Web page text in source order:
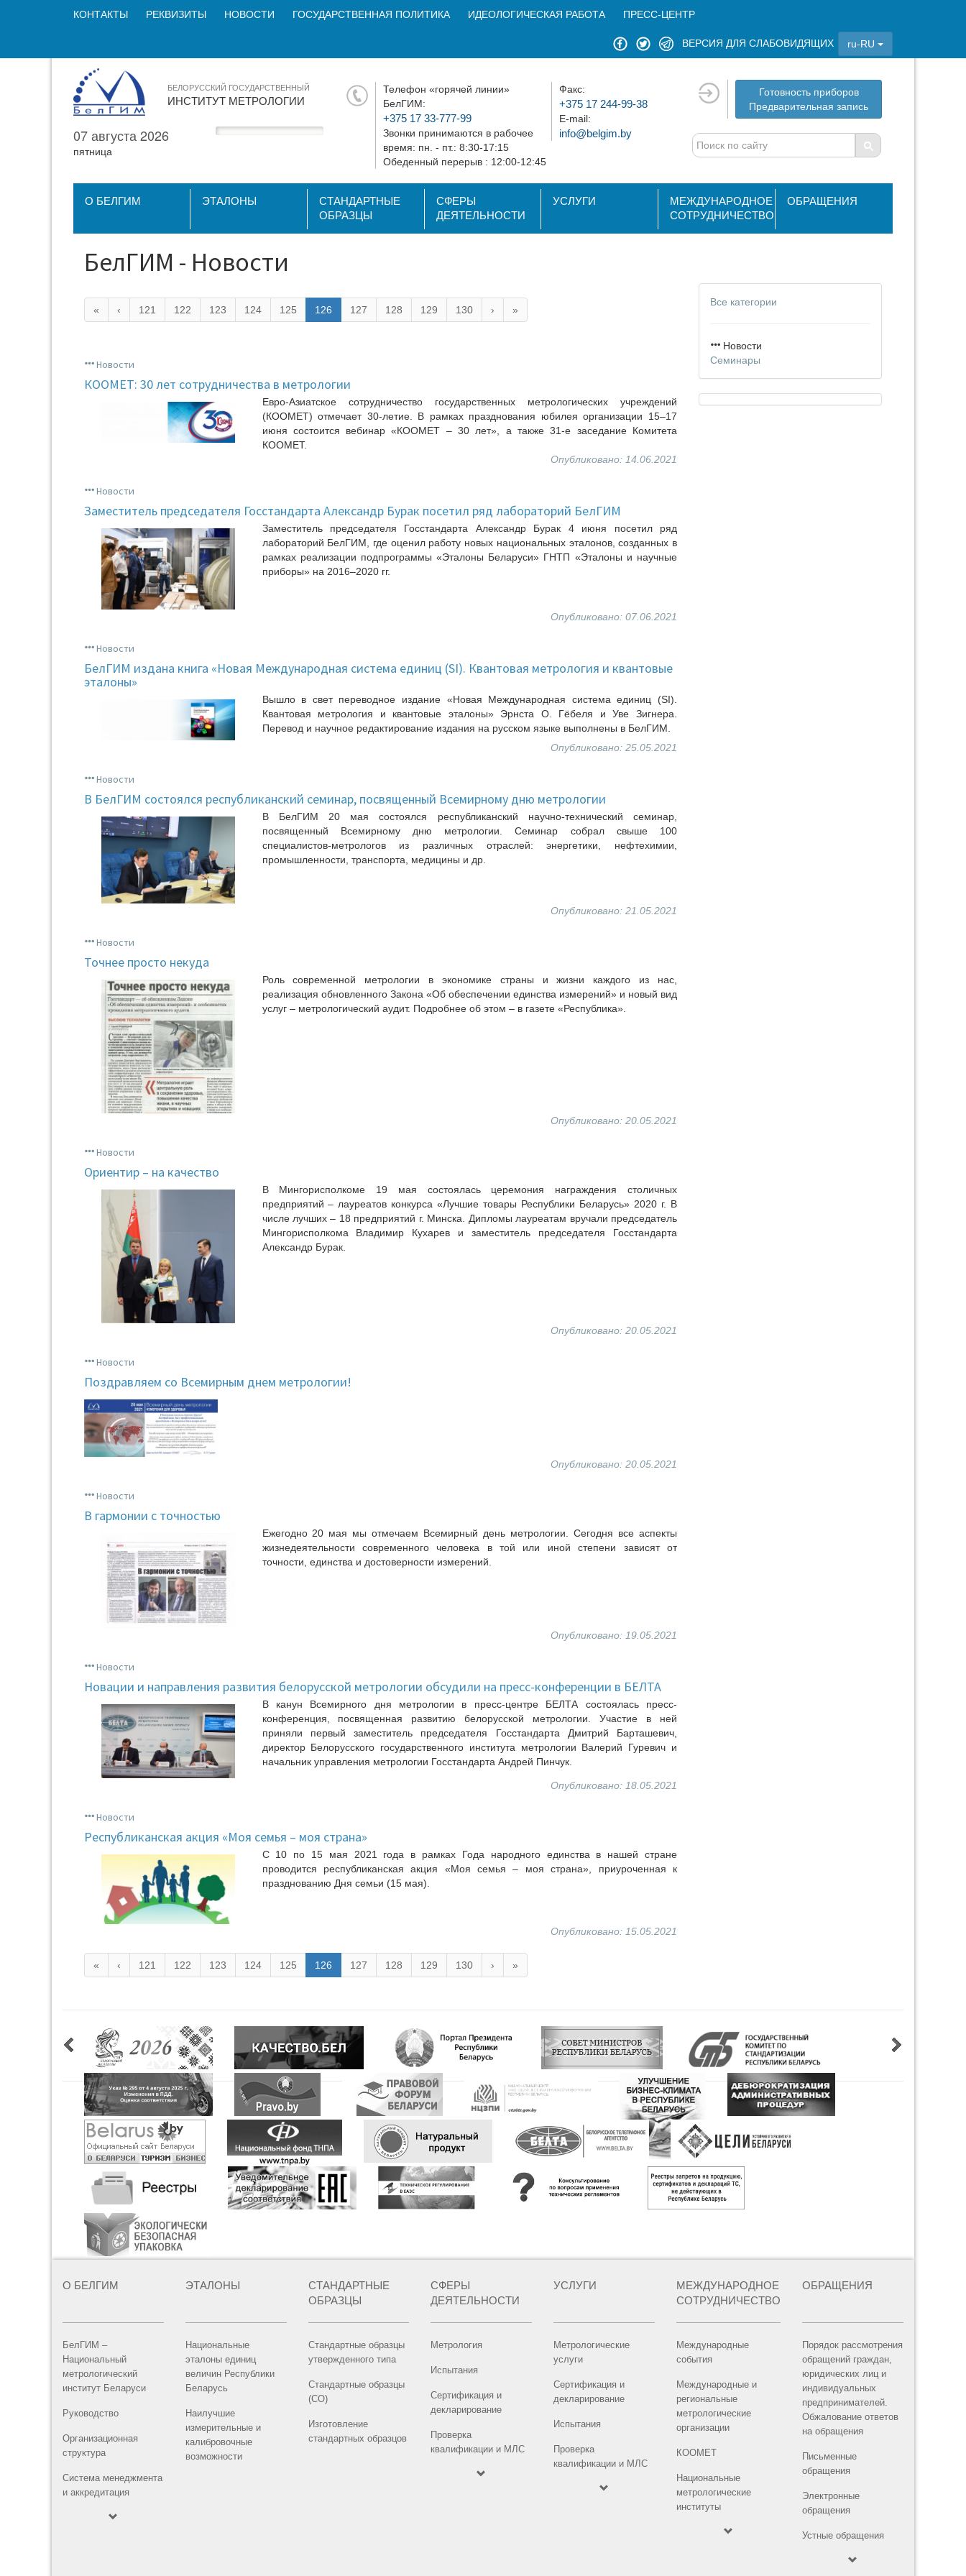
КОНТАКТЫ РЕКВИЗИТЫ НОВОСТИ ГОСУДАРСТВЕННАЯ ПОЛИТИКА ИДЕОЛОГИЧЕСКАЯ РАБОТА ПРЕСС-ЦЕНТР
ВЕРСИЯ ДЛЯ СЛАБОВИДЯЩИХ ru-RU
БЕЛОРУССКИЙ ГОСУДАРСТВЕННЫЙ
ИНСТИТУТ МЕТРОЛОГИИ
07 августа 2026
пятница
Телефон «горячей линии»
БелГИМ:
+375 17 33-777-99
Звонки принимаются в рабочее
время: пн. - пт.: 8:30-17:15
Обеденный перерыв : 12:00-12:45
Факс:
+375 17 244-99-38
E-mail:
info@belgim.by
Готовность приборов
Предварительная запись
О БЕЛГИМ ЭТАЛОНЫ
СТАНДАРТНЫЕ
ОБРАЗЦЫ
СФЕРЫ
ДЕЯТЕЛЬНОСТИ
УСЛУГИ
МЕЖДУНАРОДНОЕ
СОТРУДНИЧЕСТВО
ОБРАЩЕНИЯ
БелГИМ - Новости
« ‹ 121 122 123 124 125 126 127 128 129 130 › »
Новости
КООМЕТ: 30 лет сотрудничества в метрологии
Евро-Азиатское сотрудничество государственных метрологических учреждений
(КООМЕТ) отмечает 30-летие. В рамках празднования юбилея организации 15–17
июня состоится вебинар «КООМЕТ – 30 лет», а также 31-е заседание Комитета
КООМЕТ.
Опубликовано: 14.06.2021
Новости
Заместитель председателя Госстандарта Александр Бурак посетил ряд лабораторий БелГИМ
Заместитель председателя Госстандарта Александр Бурак 4 июня посетил ряд
лабораторий БелГИМ, где оценил работу новых национальных эталонов, созданных в
рамках реализации подпрограммы «Эталоны Беларуси» ГНТП «Эталоны и научные
приборы» на 2016–2020 гг.
Опубликовано: 07.06.2021
Новости
БелГИМ издана книга «Новая Международная система единиц (SI). Квантовая метрология и квантовые
эталоны»
Вышло в свет переводное издание «Новая Международная система единиц (SI).
Квантовая метрология и квантовые эталоны» Эрнста О. Гёбеля и Уве Зигнера.
Перевод и научное редактирование издания на русском языке выполнены в БелГИМ.
Опубликовано: 25.05.2021
Новости
В БелГИМ состоялся республиканский семинар, посвященный Всемирному дню метрологии
В БелГИМ 20 мая состоялся республиканский научно-технический семинар,
посвященный Всемирному дню метрологии. Семинар собрал свыше 100
специалистов-метрологов из различных отраслей: энергетики, нефтехимии,
промышленности, транспорта, медицины и др.
Опубликовано: 21.05.2021
Новости
Точнее просто некуда
Роль современной метрологии в экономике страны и жизни каждого из нас,
реализация обновленного Закона «Об обеспечении единства измерений» и новый вид
услуг – метрологический аудит. Подробнее об этом – в газете «Республика».
Опубликовано: 20.05.2021
Новости
Ориентир – на качество
В Мингорисполкоме 19 мая состоялась церемония награждения столичных
предприятий – лауреатов конкурса «Лучшие товары Республики Беларусь» 2020 г. В
числе лучших – 18 предприятий г. Минска. Дипломы лауреатам вручали председатель
Мингорисполкома Владимир Кухарев и заместитель председателя Госстандарта
Александр Бурак.
Опубликовано: 20.05.2021
Новости
Поздравляем со Всемирным днем метрологии!
Опубликовано: 20.05.2021
Новости
В гармонии с точностью
Ежегодно 20 мая мы отмечаем Всемирный день метрологии. Сегодня все аспекты
жизнедеятельности современного человека в той или иной степени зависят от
точности, единства и достоверности измерений.
Опубликовано: 19.05.2021
Новости
Новации и направления развития белорусской метрологии обсудили на пресс-конференции в БЕЛТА
В канун Всемирного дня метрологии в пресс-центре БЕЛТА состоялась пресс-
конференция, посвященная развитию белорусской метрологии. Участие в ней
приняли первый заместитель председателя Госстандарта Дмитрий Барташевич,
директор Белорусского государственного института метрологии Валерий Гуревич и
начальник управления метрологии Госстандарта Андрей Пинчук.
Опубликовано: 18.05.2021
Новости
Республиканская акция «Моя семья – моя страна»
С 10 по 15 мая 2021 года в рамках Года народного единства в нашей стране
проводится республиканская акция «Моя семья – моя страна», приуроченная к
празднованию Дня семьи (15 мая).
Опубликовано: 15.05.2021
« ‹ 121 122 123 124 125 126 127 128 129 130 › »
Все категории
Новости
Семинары
О БЕЛГИМ
БелГИМ –
Национальный
метрологический
институт Беларуси
Руководство
Организационная
структура
Система менеджмента
и аккредитация
ЭТАЛОНЫ
Национальные
эталоны единиц
величин Республики
Беларусь
Наилучшие
измерительные и
калибровочные
возможности
СТАНДАРТНЫЕ
ОБРАЗЦЫ
Стандартные образцы
утвержденного типа
Стандартные образцы
(СО)
Изготовление
стандартных образцов
СФЕРЫ
ДЕЯТЕЛЬНОСТИ
Метрология
Испытания
Сертификация и
декларирование
Проверка
квалификации и МЛС
УСЛУГИ
Метрологические
услуги
Сертификация и
декларирование
Испытания
Проверка
квалификации и МЛС
МЕЖДУНАРОДНОЕ
СОТРУДНИЧЕСТВО
Международные
события
Международные и
региональные
метрологические
организации
КООМЕТ
Национальные
метрологические
институты
ОБРАЩЕНИЯ
Порядок рассмотрения
обращений граждан,
юридических лиц и
индивидуальных
предпринимателей.
Обжалование ответов
на обращения
Письменные
обращения
Электронные
обращения
Устные обращения